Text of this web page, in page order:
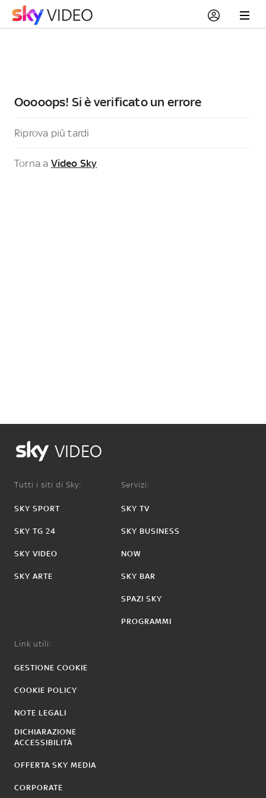
Ooooops! Si è verificato un errore
Riprova più tardi
Torna a Video Sky
VIDEO
Tutti i siti di Sky:
SKY SPORT
SKY TG 24
SKY VIDEO
SKY ARTE
Servizi:
SKY TV
SKY BUSINESS
NOW
SKY BAR
SPAZI SKY
PROGRAMMI
Link utili:
GESTIONE COOKIE
COOKIE POLICY
NOTE LEGALI
DICHIARAZIONE
ACCESSIBILITÀ
OFFERTA SKY MEDIA
CORPORATE